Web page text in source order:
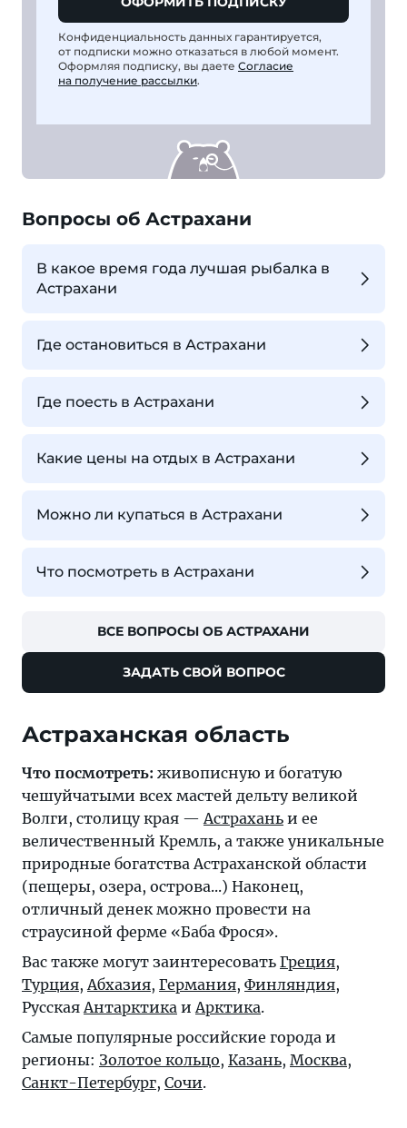
Конфиденциальность данных гарантируется,
от подписки можно отказаться в любой момент.
Оформляя подписку, вы даете Согласие
на получение рассылки.
Вопросы об Астрахани
В какое время года лучшая рыбалка в
Астрахани
Где остановиться в Астрахани
Где поесть в Астрахани
Какие цены на отдых в Астрахани
Можно ли купаться в Астрахани
Что посмотреть в Астрахани
ВСЕ ВОПРОСЫ ОБ АСТРАХАНИ
ЗАДАТЬ СВОЙ ВОПРОС
Астраханская область
Что посмотреть: живописную и богатую
чешуйчатыми всех мастей дельту великой
Волги, столицу края —Астрахань и ее
величественный Кремль, а также уникальные
природные богатства Астраханской области
(пещеры, озера, острова...) Наконец,
отличный денек можно провести на
страусиной ферме «Баба Фрося».
Вас также могут заинтересовать Греция,
Турция,Абхазия, Германия, Финляндия,
РусскаяАнтарктика иАрктика.
Самые популярные российские города и
регионы: Золотое кольцо, Казань, Москва,
Санкт-Петербург, Сочи.